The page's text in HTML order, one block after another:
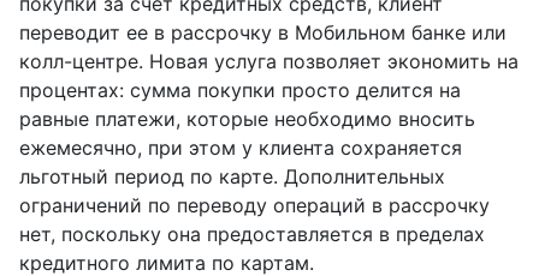
переводит ее в рассрочку в Мобильном банке или
колл-центре. Новая услуга позволяет экономить на
процентах: сумма покупки просто делится на
равные платежи, которые необходимо вносить
ежемесячно, при этом у клиента сохраняется
льготный период по карте. Дополнительных
ограничений по переводу операций в рассрочку
нет, поскольку она предоставляется в пределах
кредитного лимита по картам.